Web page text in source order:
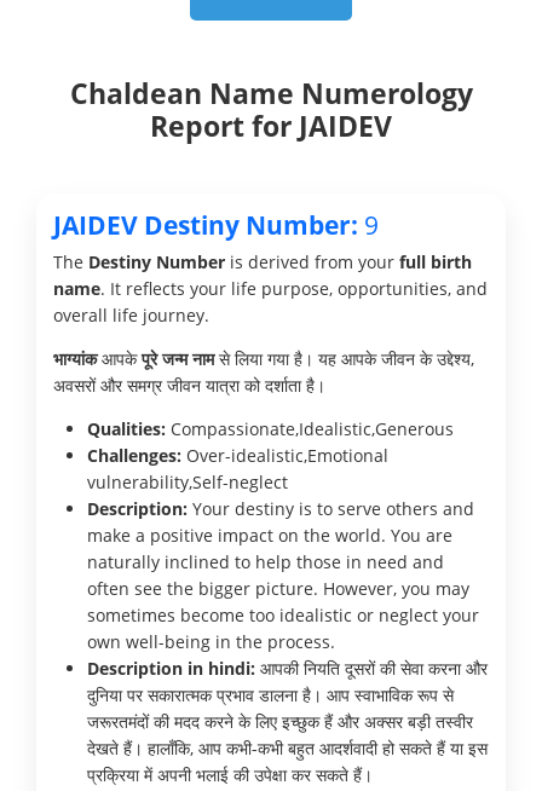
Chaldean Name Numerology
Report for JAIDEV
JAIDEV Destiny Number: 9
The Destiny Number is derived from your full birth
name. It reflects your life purpose, opportunities, and
overall life journey.
भाग्यांकआपकेपूरे जन्म नामसे लिया गया है। यह आपके जीवन के उद्देश्य,
अवसरों और समग्र जीवन यात्रा को दर्शाता है।
Qualities: Compassionate,Idealistic,Generous
Challenges: Over-idealistic,Emotional
vulnerability,Self-neglect
Description: Your destiny is to serve others and
make a positive impact on the world. You are
naturally inclined to help those in need and
often see the bigger picture. However, you may
sometimes become too idealistic or neglect your
own well-being in the process.
Description in hindi: आपकी नियति दूसरों की सेवा करना और
दुनिया पर सकारात्मक प्रभाव डालना है। आप स्वाभाविक रूप से
जरूरतमंदों की मदद करने के लिए इच्छुक हैं और अक्सर बड़ी तस्वीर
देखते हैं। हालाँकि, आप कभी-कभी बहुत आदर्शवादी हो सकते हैं या इस
प्रक्रिया में अपनी भलाई की उपेक्षा कर सकते हैं।